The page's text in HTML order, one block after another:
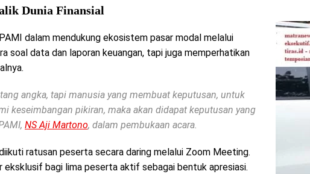
Dunia Finansial
dalam mendukung ekosistem pasar modal melalui
soal data dan laporan keuangan, tapi juga memperhatikan
angka, tapi manusia yang membuat keputusan, untuk
keseimbangan pikiran, maka akan didapat keputusan yang
NS Aji Martono, dalam pembukaan acara.
ratusan peserta secara daring melalui Zoom Meeting.
eksklusif bagi lima peserta aktif sebagai bentuk apresiasi.